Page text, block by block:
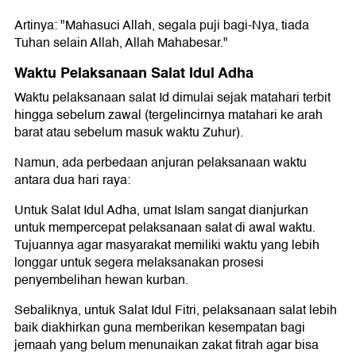
Artinya: "Mahasuci Allah, segala puji bagi-Nya, tiada
Tuhan selain Allah, Allah Mahabesar."
Waktu Pelaksanaan Salat Idul Adha
Waktu pelaksanaan salat Id dimulai sejak matahari terbit
hingga sebelum zawal (tergelincirnya matahari ke arah
barat atau sebelum masuk waktu Zuhur).
Namun, ada perbedaan anjuran pelaksanaan waktu
antara dua hari raya:
Untuk Salat Idul Adha, umat Islam sangat dianjurkan
untuk mempercepat pelaksanaan salat di awal waktu.
Tujuannya agar masyarakat memiliki waktu yang lebih
longgar untuk segera melaksanakan prosesi
penyembelihan hewan kurban.
Sebaliknya, untuk Salat Idul Fitri, pelaksanaan salat lebih
baik diakhirkan guna memberikan kesempatan bagi
jemaah yang belum menunaikan zakat fitrah agar bisa